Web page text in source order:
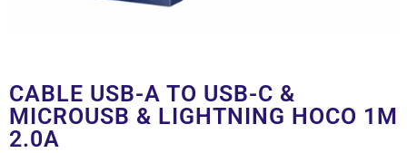
CABLE USB-A TO USB-C &
MICROUSB & LIGHTNING HOCO 1M
2.0A